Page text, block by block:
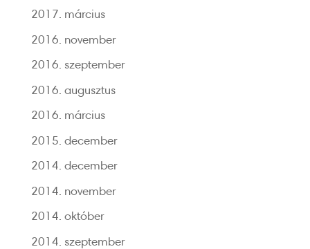
2017. március
2016. november
2016. szeptember
2016. augusztus
2016. március
2015. december
2014. december
2014. november
2014. október
2014. szeptember